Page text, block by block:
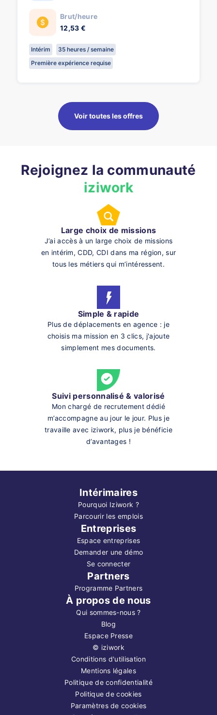
Brut/heure
12,53 €
Intérim
35 heures / semaine
Première expérience requise
Voir toutes les offres
Rejoignez la communauté
iziwork
Large choix de missions
J’ai accès à un large choix de missions
en intérim, CDD, CDI dans ma région, sur
tous les métiers qui m’intéressent.
Simple & rapide
Plus de déplacements en agence : je
choisis ma mission en 3 clics, j'ajoute
simplement mes documents.
Suivi personnalisé & valorisé
Mon chargé de recrutement dédié
m’accompagne au jour le jour. Plus je
travaille avec iziwork, plus je bénéficie
d’avantages !
Intérimaires
Pourquoi Iziwork ?
Parcourir les emplois
Entreprises
Espace entreprises
Demander une démo
Se connecter
Partners
Programme Partners
À propos de nous
Qui sommes-nous ?
Blog
Espace Presse
© iziwork
Conditions d'utilisation
Mentions légales
Politique de confidentialité
Politique de cookies
Paramètres de cookies